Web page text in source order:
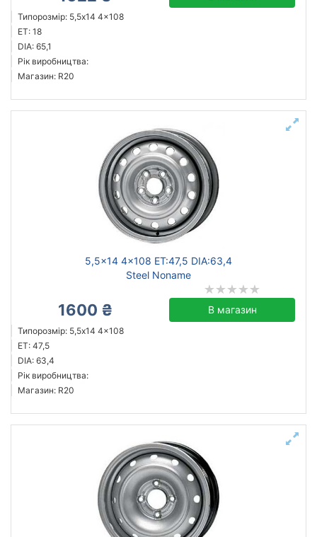
Типорозмір: 5,5x14 4x108
ET: 18
DIA: 65,1
Рік виробництва:
Магазин: R20
5,5x14 4x108 ET:47,5 DIA:63,4
Steel Noname
1600 ₴ В магазин
Типорозмір: 5,5x14 4x108
ET: 47,5
DIA: 63,4
Рік виробництва:
Магазин: R20